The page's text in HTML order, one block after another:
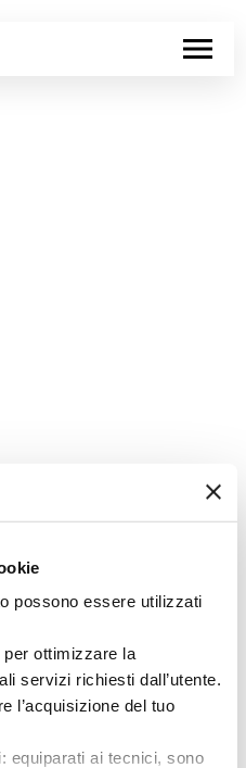
possono essere utilizzati
ottimizzare la
servizi richiesti dall’utente.
l’acquisizione del tuo
equiparati ai tecnici, sono
naturale
Aspetto superficiale:
opaco
Stonalizzazione: